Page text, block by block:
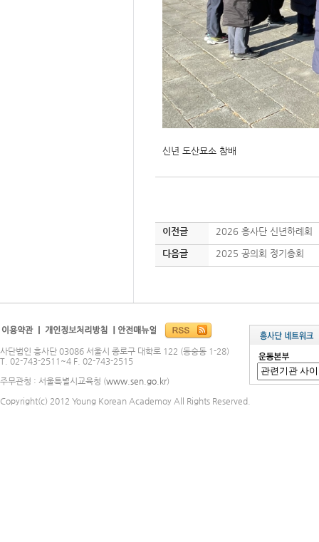
신년 도산묘소 참배
이전글 2026 흥사단 신년하례회
다음글 2025 공의회 정기총회
사단법인 흥사단 03086 서울시 종로구 대학로 122 (동숭동 1-28)
T. 02-743-2511~4 F. 02-743-2515
주무관청 : 서울특별시교육청 (www.sen.go.kr)
Copyright(c) 2012 Young Korean Academoy All Rights Reserved.